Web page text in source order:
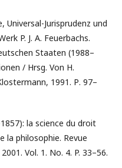
Universal-Jurisprudenz und
P. J. A. Feuerbachs.
Staaten (1988–
/ Hrsg. Von H.
1991. Р. 97–
la science du droit
la philosophie. Revue
Vol. 1. No. 4. P. 33–56.